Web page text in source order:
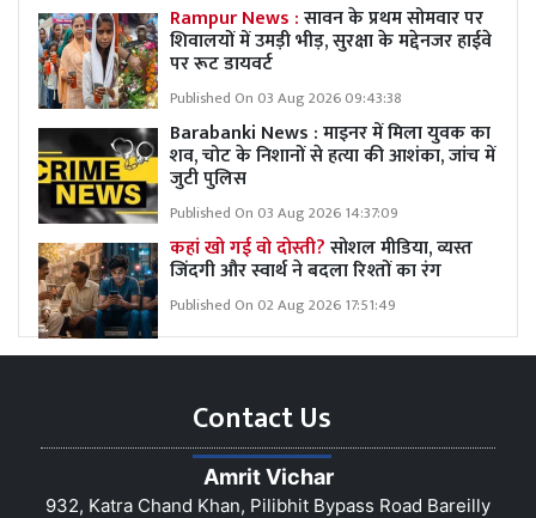
Rampur News :सावन के प्रथम सोमवार पर
शिवालयों में उमड़ी भीड़, सुरक्षा के मद्देनजर हाईवे
पर रूट डायवर्ट
Published On 03 Aug 2026 09:43:38
Barabanki News : माइनर में मिला युवक का
शव, चोट के निशानों से हत्या की आशंका, जांच में
जुटी पुलिस
Published On 03 Aug 2026 14:37:09
कहां खो गई वो दोस्ती?सोशल मीडिया, व्यस्त
जिंदगी और स्वार्थ ने बदला रिश्तों का रंग
Published On 02 Aug 2026 17:51:49
Contact Us
Amrit Vichar
932, Katra Chand Khan, Pilibhit Bypass Road Bareilly